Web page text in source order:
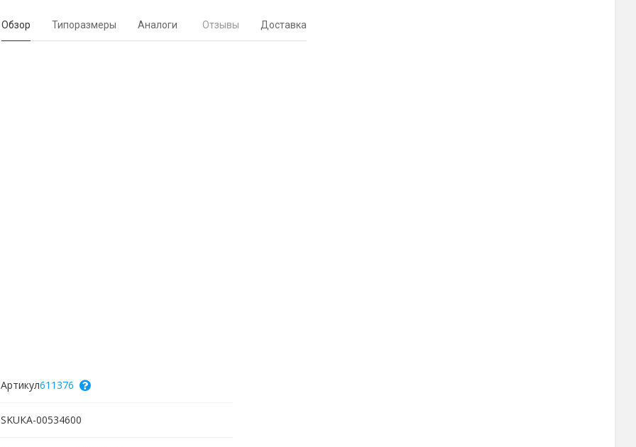
Обзор Типоразмеры Аналоги Отзывы Доставка
Артикул611376
SKUКА-00534600